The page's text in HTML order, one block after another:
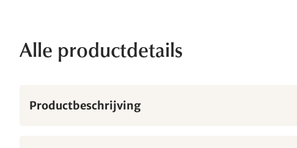
Alle productdetails
Productbeschrijving